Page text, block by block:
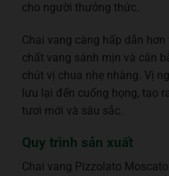
cho người thưởng thức.
Chai vang càng hấp dẫn
chất vang sánh mịn và cân
chút vị chua nhẹ nhàng. Vị
lưu lại đến cuống họng, tạo
tươi mới và sâu sắc.
Quy trình sản xuất
Chai vang Pizzolato